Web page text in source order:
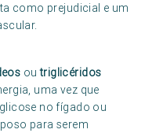
como prejudicial e um
outriglicéridos
uma vez que
no fígado ou
para serem